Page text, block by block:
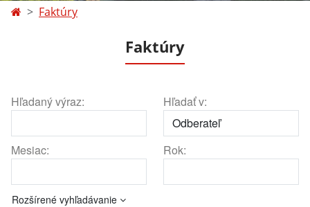
Faktúry
Faktúry
Hľadaný výraz: Hľadať v:
Mesiac: Rok:
Rozšírené vyhľadávanie